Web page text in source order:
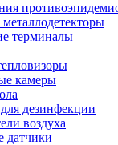
терминалы
камеры
дезинфекции
воздуха
датчики